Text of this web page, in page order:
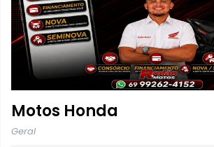
Motos Honda
Geral